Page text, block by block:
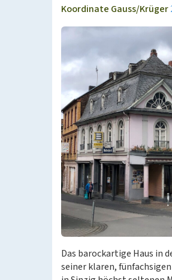
Koordinate Gauss/Krüger
Das barockartige Haus in
seiner klaren,